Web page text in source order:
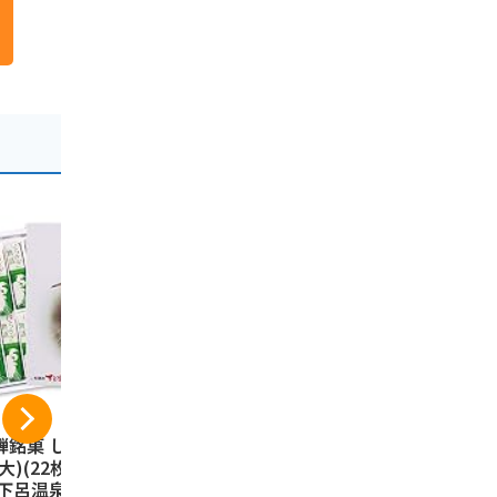
銘菓 しらさぎ物
)(22枚)/飛騨 岐
呂温泉 お土産//